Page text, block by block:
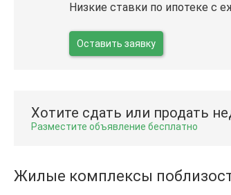
Низкие ставки по ипотеке с
Оставить заявку
Хотите сдать или продать
Разместите объявление бесплатно
Жилые комплексы